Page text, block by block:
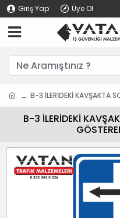
Giriş Yap Üye Ol
B-3 İLERİDEKİ KAVŞAKTA
B-3 İLERİDEKİ